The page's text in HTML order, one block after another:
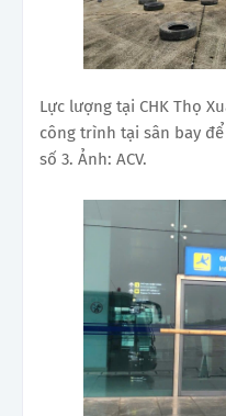
Lực lượng tại CHK Thọ
công trình tại sân bay
số 3. Ảnh: ACV.